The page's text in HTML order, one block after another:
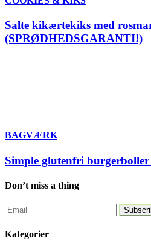
Salte kikærtekiks med
(SPRØDHEDSGARANTI!)
BAGVÆRK
Simple glutenfri
Don’t miss a thing
Kategorier